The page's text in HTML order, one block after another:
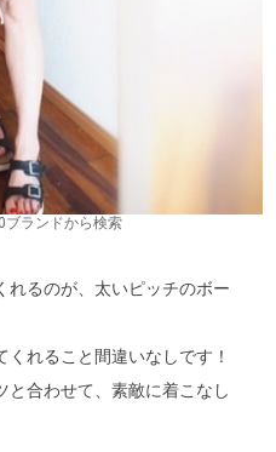
ブランドから検索
れるのが、太いピッチのボー
れること間違いなしです！
と合わせて、素敵に着こなし